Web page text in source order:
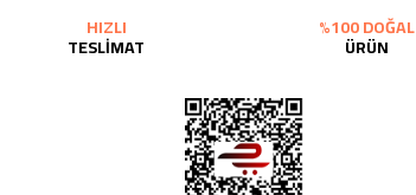
HIZLI
TESLİMAT
%100 DOĞAL
ÜRÜN